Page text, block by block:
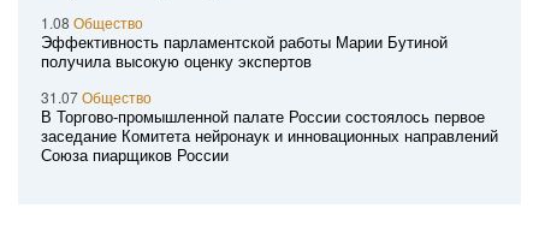
1.08 Общество
Эффективность парламентской работы Марии Бутиной
получила высокую оценку экспертов
31.07Общество
В Торгово-промышленной палате России состоялось первое
заседание Комитета нейронаук и инновационных направлений
Союза пиарщиков России